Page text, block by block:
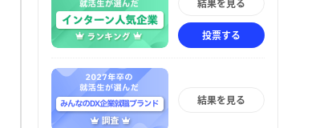
結果を見る
投票する
結果を見る